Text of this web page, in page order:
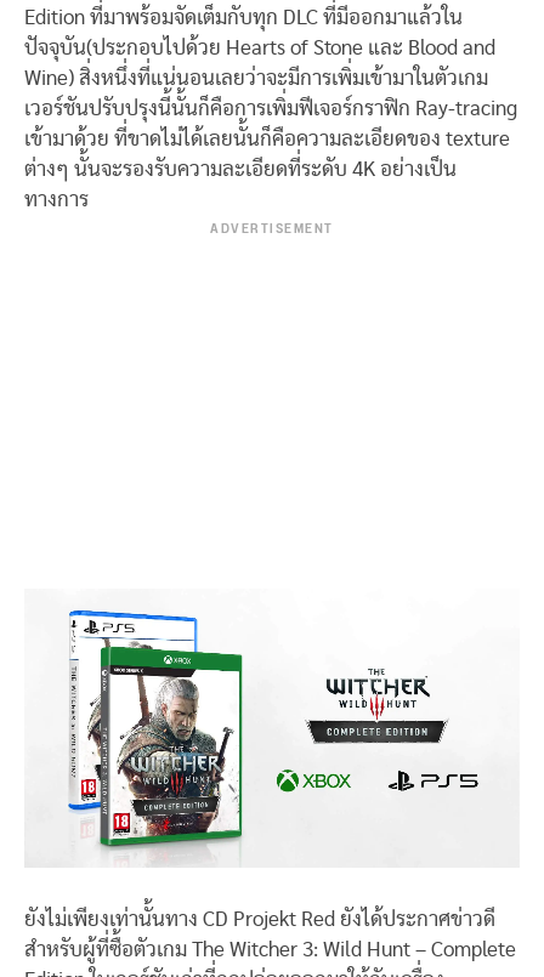
Edition ที่มาพร้อมจัดเต็มกับทุก DLC ที่มีออกมาแล้วใน
ปัจจุบัน(ประกอบไปด้วย Hearts of Stone และ Blood and
Wine) สิ่งหนึ่งที่แน่นอนเลยว่าจะมีการเพิ่มเข้ามาในตัวเกม
เวอร์ชันปรับปรุงนี้นั้นก็คือการเพิ่มฟีเจอร์กราฟิก Ray-tracing
เข้ามาด้วย ที่ขาดไม่ได้เลยนั้นก็คือความละเอียดของ texture
ต่างๆ นั้นจะรองรับความละเอียดที่ระดับ 4K อย่างเป็น
ทางการ
ADVERTISEMENT
ยังไม่เพียงเท่านั้นทาง CD Projekt Red ยังได้ประกาศข่าวดี
สำหรับผู้ที่ซื้อตัวเกม The Witcher 3: Wild Hunt – Complete